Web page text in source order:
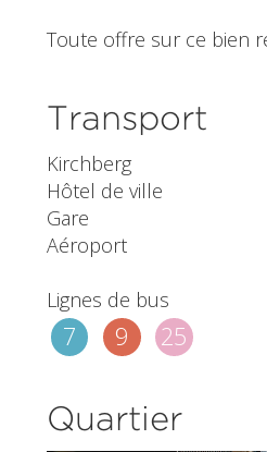
Toute offre sur ce bien
Transport
Kirchberg
Hôtel de ville
Gare
Aéroport
Lignes de bus
7 9 25
Quartier